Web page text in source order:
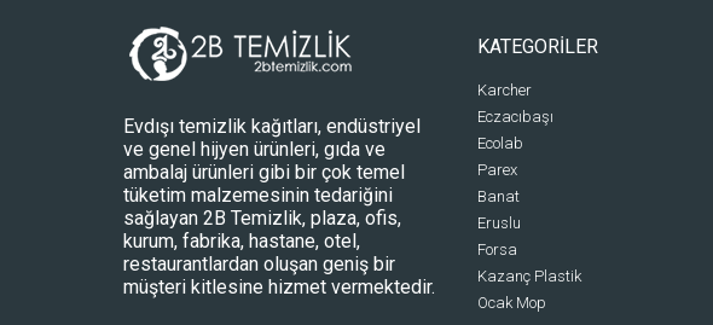
Evdışı temizlik kağıtları, endüstriyel
ve genel hijyen ürünleri, gıda ve
ambalaj ürünleri gibi bir çok temel
tüketim malzemesinin tedariğini
sağlayan 2B Temizlik, plaza, ofis,
kurum, fabrika, hastane, otel,
restaurantlardan oluşan geniş bir
müşteri kitlesine hizmet vermektedir.
KATEGORİLER
Karcher
Eczacıbaşı
Ecolab
Parex
Banat
Eruslu
Forsa
Kazanç Plastik
Ocak Mop